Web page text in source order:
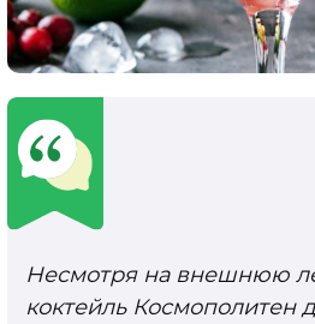
Несмотря на внешнюю
коктейль Космополитен